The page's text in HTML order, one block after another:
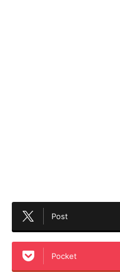
Post
Pocket